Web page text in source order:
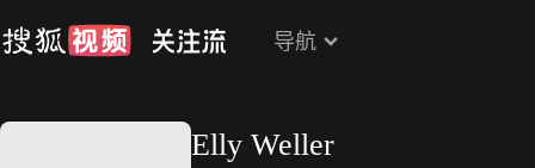
导航
Elly Weller